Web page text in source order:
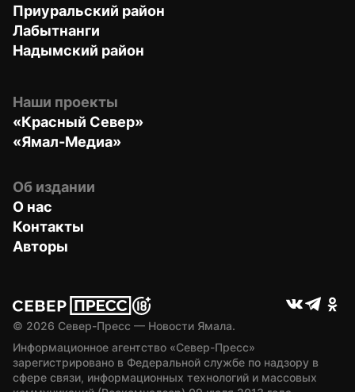
Приуральский район
Лабытнанги
Надымский район
Наши проекты
«Красный Север»
«Ямал-Медиа»
Об издании
О нас
Контакты
Авторы
© 2026 Север-Пресс — Новости Ямала.
Информационное агентство «Север-Пресс»
зарегистрировано в Федеральной службе по надзору в
сфере связи, информационных технологий и массовых